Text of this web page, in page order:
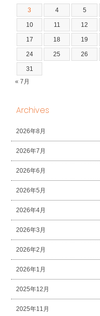
3 4 5
10 11 12
17 18 19
24 25 26
31
« 7月
Archives
2026年8月
2026年7月
2026年6月
2026年5月
2026年4月
2026年3月
2026年2月
2026年1月
2025年12月
2025年11月